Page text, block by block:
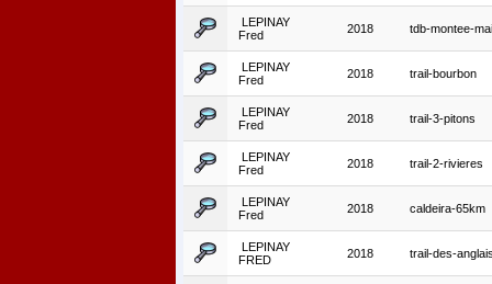
LEPINAY
Fred
2018 tdb-montee-
LEPINAY
Fred
2018 trail-bourbon
LEPINAY
Fred
2018 trail-3-pitons
LEPINAY
Fred
2018 trail-2-rivieres
LEPINAY
Fred
2018 caldeira-65km
LEPINAY
FRED
2018 trail-des-